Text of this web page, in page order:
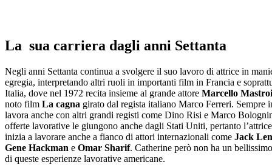
La sua carriera dagli anni Settanta
Negli anni Settanta continua a svolgere il suo lavoro di attrice in
egregia, interpretando altri ruoli in importanti film in Francia e
Italia, dove nel 1972 recita insieme al grande attore Marcello
noto film La cagna girato dal regista italiano Marco Ferreri. Sempre
lavora anche con altri grandi registi come Dino Risi e Marco
offerte lavorative le giungono anche dagli Stati Uniti, pertanto
inizia a lavorare anche a fianco di attori internazionali come Jack
Gene Hackman e Omar Sharif. Catherine però non ha un
di queste esperienze lavorative americane.